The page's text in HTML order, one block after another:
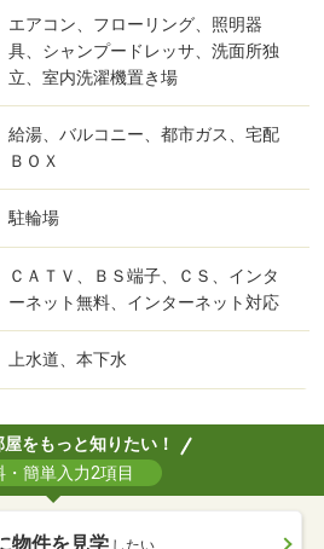
エアコン、フローリング、照明器
具、シャンプードレッサ、洗面所独
立、室内洗濯機置き場
給湯、バルコニー、都市ガス、宅配
ＢＯＸ
駐輪場
ＣＡＴＶ、ＢＳ端子、ＣＳ、インタ
ーネット無料、インターネット対応
上水道、本下水
をもっと知りたい！
・簡単入力2項目
物件を見学